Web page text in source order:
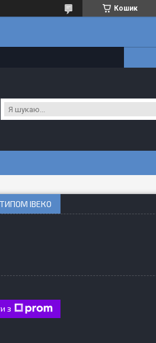
Кошик
ІВЕКО
з